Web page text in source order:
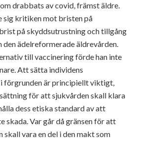
drabbats av covid, främst äldre.
sig kritiken mot bristen på
på skyddsutrustning och tillgång
den ädelreformerade äldrevården.
till vaccinering förde han inte
Att sätta individens
förgrunden är principiellt viktigt,
för att sjukvården skall klara
dess etiska standard av att
skada. Var går då gränsen för att
skall vara en del i den makt som